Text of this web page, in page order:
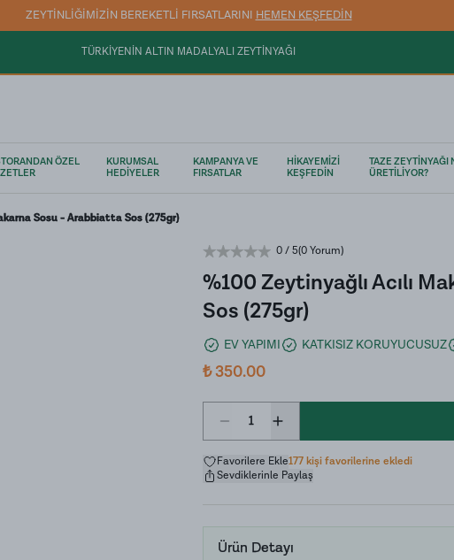
ZEYTİNLİĞİMİZİN BEREKETLİ FIRSATLARINI HEMEN KEŞFEDİN
TÜRKİYENİN ALTIN MADALYALI ZEYTİNYAĞI
ÖZEL
KURUMSAL
HEDİYELER
KAMPANYA VE
FIRSATLAR
HİKAYEMİZİ
KEŞFEDİN
TAZE ZEYTİNYAĞI
ÜRETİLİYOR?
Sosu - Arabbiatta Sos (275gr)
0 / 5(0 Yorum)
%100 Zeytinyağlı Acılı
Sos (275gr)
EV YAPIMI KATKISIZ KORUYUCUSUZ
₺ 350.00
1
Favorilere Ekle177 kişi favorilerine ekledi
Sevdiklerinle Paylaş
Ürün Detayı